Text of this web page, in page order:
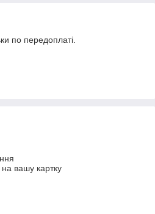
по передоплаті.
вашу картку